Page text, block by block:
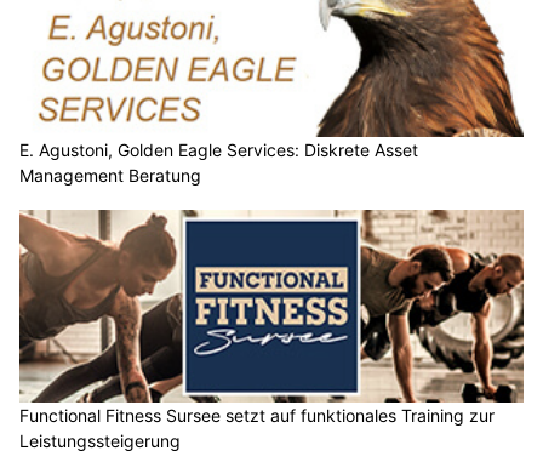
E. Agustoni, Golden Eagle Services: Diskrete Asset
Management Beratung
Functional Fitness Sursee setzt auf funktionales Training zur
Leistungssteigerung